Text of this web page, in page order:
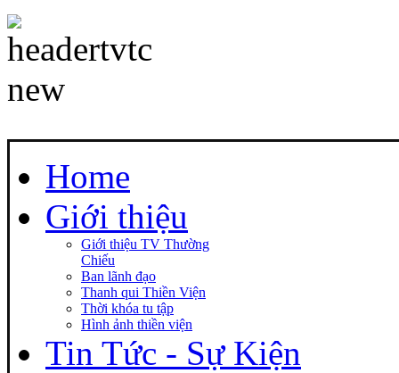
Home
Giới thiệu
Giới thiệu TV Thường
Chiếu
Ban lãnh đạo
Thanh qui Thiền Viện
Thời khóa tu tập
Hình ảnh thiền viện
Tin Tức - Sự Kiện